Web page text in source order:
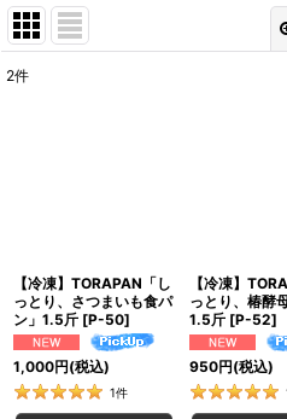
2件
【冷凍】TORAPAN「し
っとり、さつまいも食パ
ン」1.5斤 [P-50]
1,000円(税込)
1件
【冷凍】
っとり、椿酵
1.5斤 [P-52]
950円(税込)